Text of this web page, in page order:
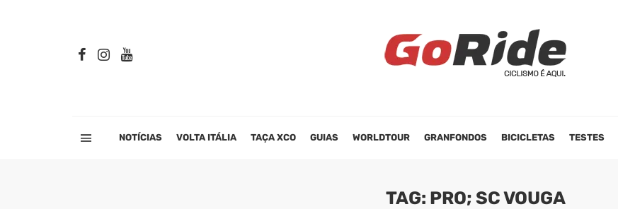
NOTÍCIAS VOLTA ITÁLIA TAÇA XCO GUIAS WORLDTOUR GRANFONDOS BICICLETAS TESTES
TAG: PRO; SC VOUGA